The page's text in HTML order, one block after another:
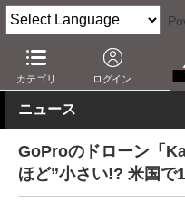
カテゴリ ログイン
AV Watch 製品 ドローン/
ニュース
GoProのドローン「
ほど”小さい!? 米国で